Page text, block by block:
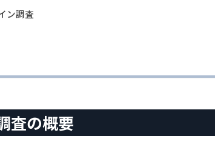
ン調査
査の概要